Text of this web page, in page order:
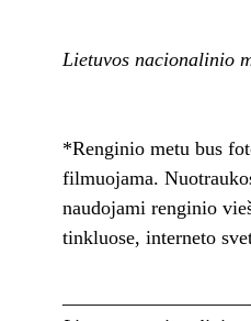
Lietuvos nacionalinio
*Renginio metu bus
filmuojama.
naudojami renginio
tinkluose, interneto